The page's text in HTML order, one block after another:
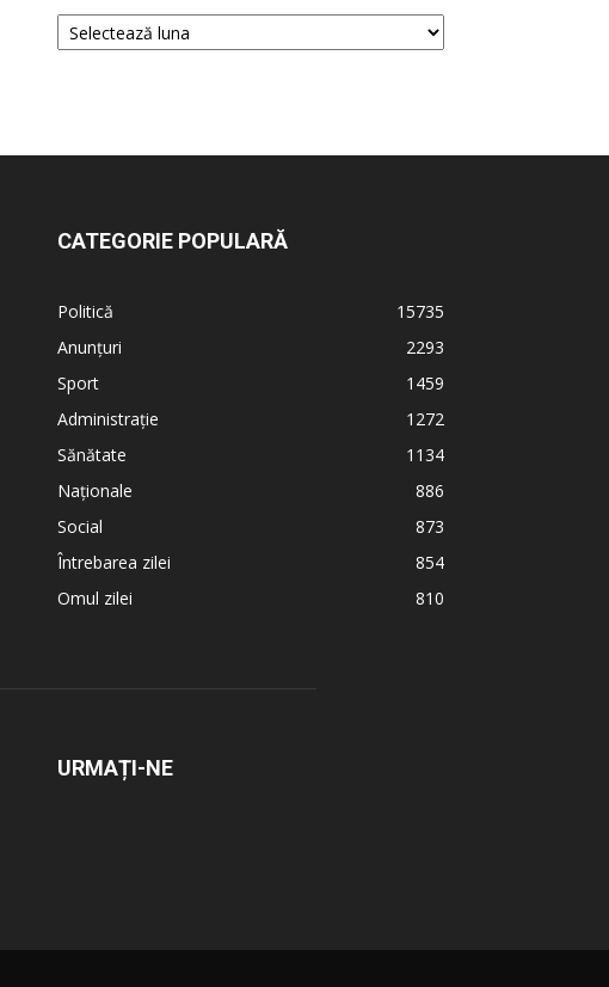
CATEGORIE POPULARĂ
Politică
15735
Anunțuri
2293
Sport
1459
Administrație
1272
Sănătate
1134
Naționale
886
Social
873
Întrebarea zilei
854
Omul zilei
810
URMAȚI-NE